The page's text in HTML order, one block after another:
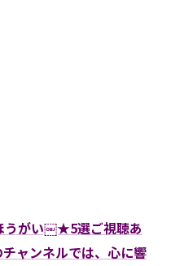
うがい￼★5選ご視聴あ
ャンネルでは、心に響